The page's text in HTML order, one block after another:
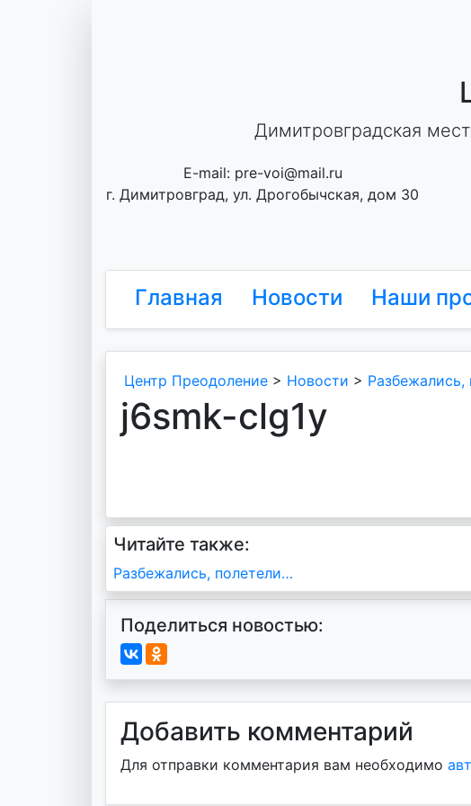
Димитровградская
E-mail: pre-voi@mail.ru
г. Димитровград, ул. Дрогобычская, дом 30
Главная Новости Наши
Центр Преодоление > Новости > Разбежались,
j6smk-clg1y
Читайте также:
Навигация
по
записям
Разбежались, полетели…
Поделиться новостью:
Добавить комментарий
Для отправки комментария вам необходимо